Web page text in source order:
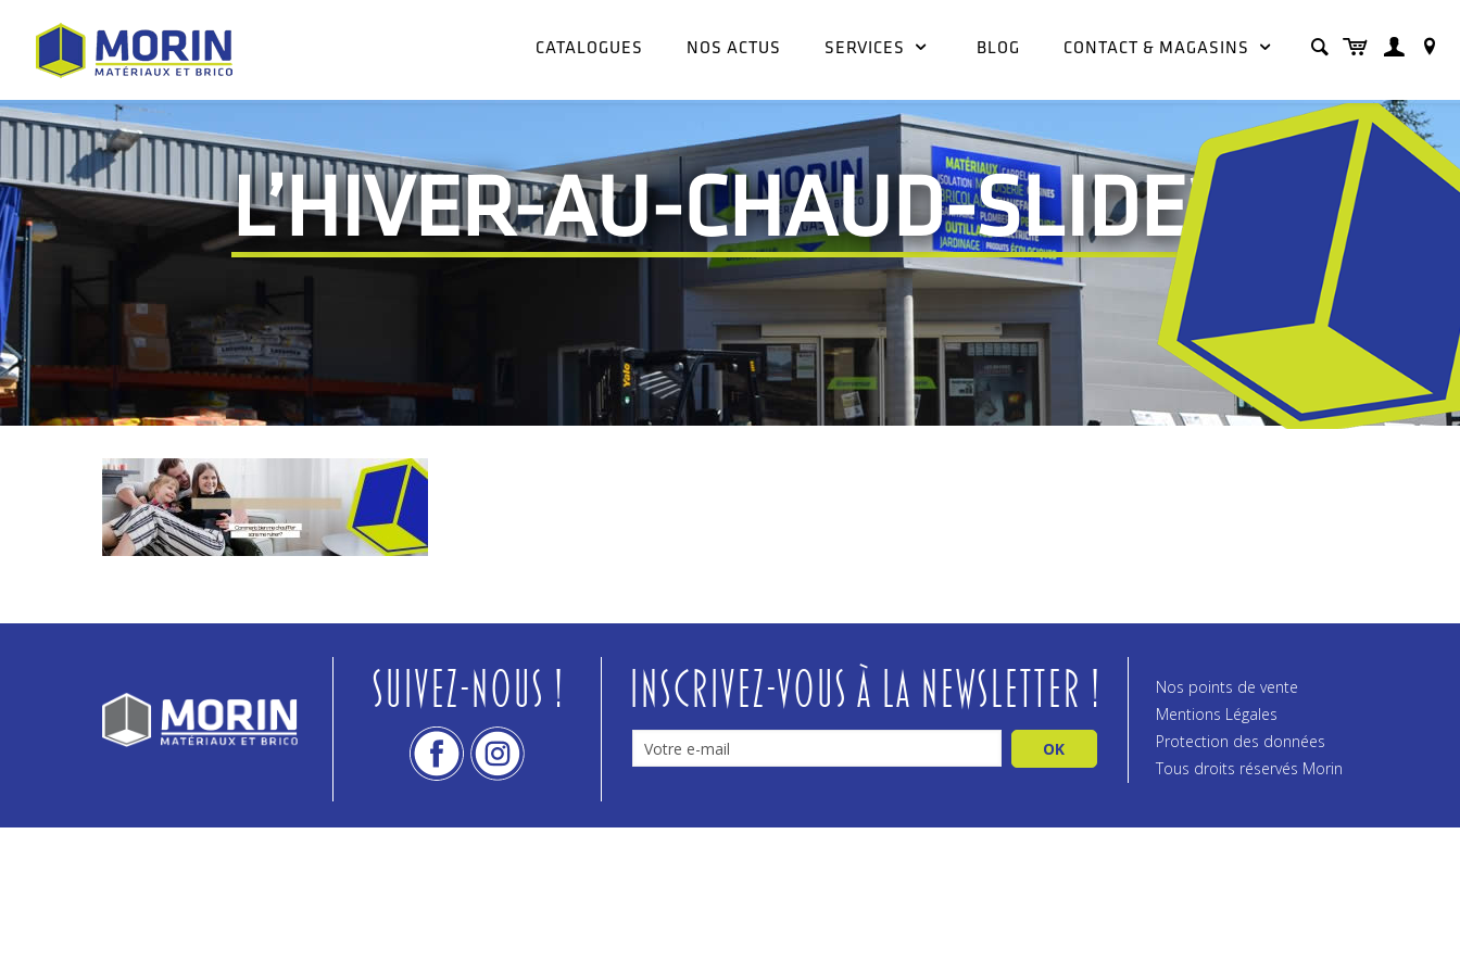
CATALOGUES NOS ACTUS SERVICES BLOG CONTACT & MAGASINS
L’HIVER-AU-CHAUD-SLIDE2
Suivez-nous ! Inscrivez-vous à la newsletter !
Nos points de vente
Mentions Légales
Protection des données
Tous droits réservés Morin